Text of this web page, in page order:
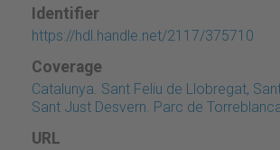
Identifier
https://hdl.handle.net/2117/375710
Coverage
Catalunya. Sant Feliu de Llobregat,
Sant Just Desvern. Parc de
URL